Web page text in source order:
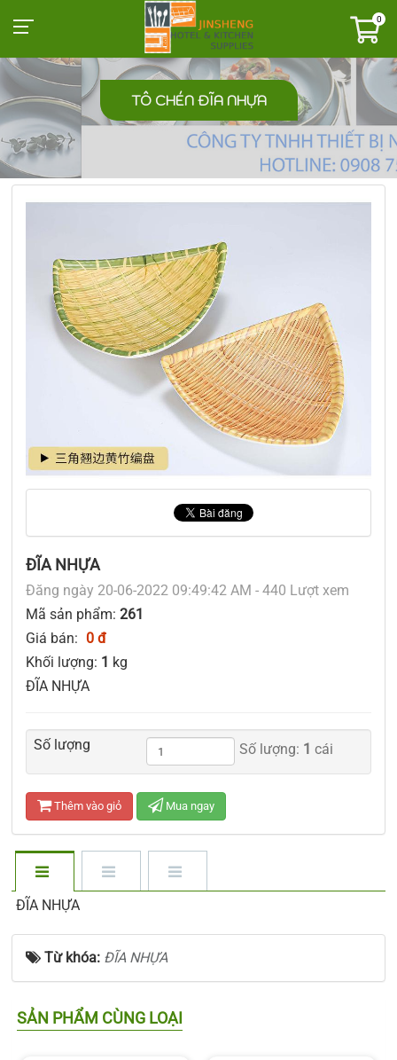
0
TÔ CHÉN ĐĨA NHỰA
ĐĨA NHỰA
Đăng ngày 20-06-2022 09:49:42 AM - 440 Lượt xem
Mã sản phẩm: 261
Giá bán: 0 đ
Khối lượng: 1 kg
ĐĨA NHỰA
Số lượng Số lượng: 1 cái
Thêm vào giỏ Mua ngay
ĐĨA NHỰA
Từ khóa: ĐĨA NHỰA
SẢN PHẨM CÙNG LOẠI